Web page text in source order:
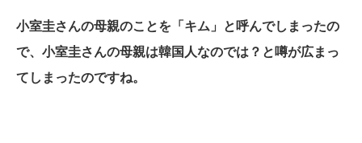
小室圭さんの母親のことを「キム」と呼んでしまったの
で、小室圭さんの母親は韓国人なのでは？と噂が広まっ
てしまったのですね。